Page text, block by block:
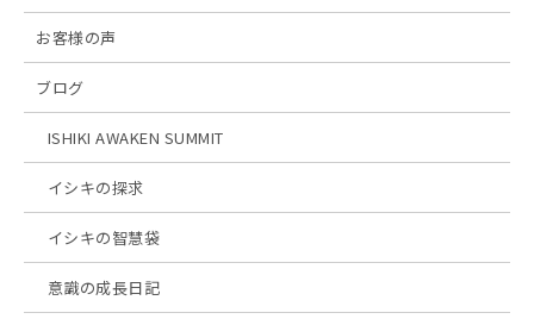
お客様の声
ブログ
ISHIKI AWAKEN SUMMIT
イシキの探求
イシキの智慧袋
意識の成長日記